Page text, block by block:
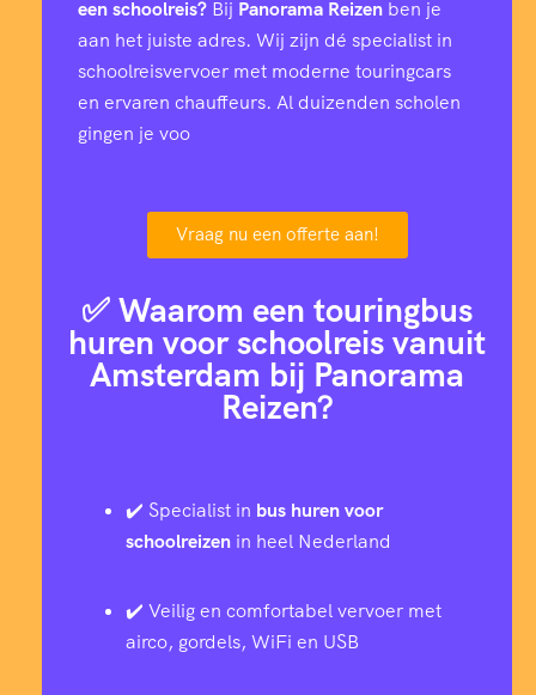
een schoolreis? Bij Panorama Reizen ben je
aan het juiste adres. Wij zijn dé specialist in
schoolreisvervoer met moderne touringcars
en ervaren chauffeurs. Al duizenden scholen
gingen je voo
Vraag nu een offerte aan!
✅ Waarom een touringbus
huren voor schoolreis vanuit
Amsterdam bij Panorama
Reizen?
✔️ Specialist in bus huren voor
schoolreizen in heel Nederland
✔️ Veilig en comfortabel vervoer met
airco, gordels, WiFi en USB